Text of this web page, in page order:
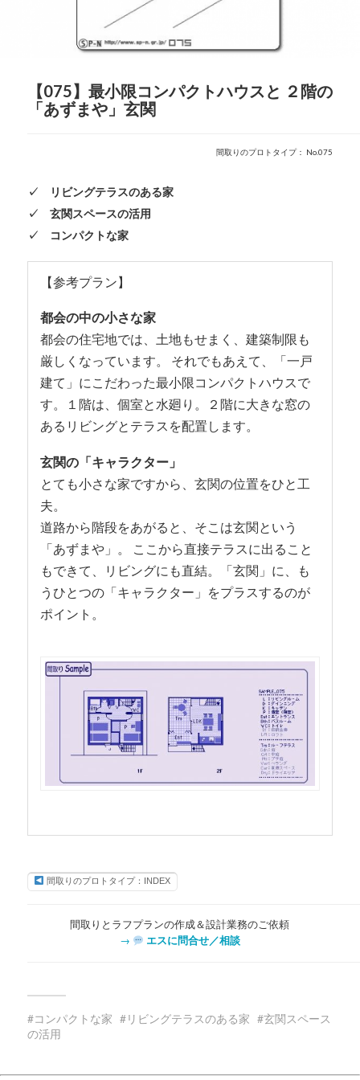
【075】最小限コンパクトハウスと ２階の
「あずまや」玄関
間取りのプロトタイプ： No.075
✓ リビングテラスのある家
✓ 玄関スペースの活用
✓ コンパクトな家
【参考プラン】
都会の中の小さな家
都会の住宅地では、土地もせまく、建築制限も
厳しくなっています。 それでもあえて、「一戸
建て」にこだわった最小限コンパクトハウスで
す。１階は、個室と水廻り。２階に大きな窓の
あるリビングとテラスを配置します。
玄関の「キャラクター」
とても小さな家ですから、玄関の位置をひと工
夫。
道路から階段をあがると、そこは玄関という
「あずまや」。 ここから直接テラスに出ること
もできて、リビングにも直結。「玄関」に、も
うひとつの「キャラクター」をプラスするのが
ポイント。
間取りのプロトタイプ：INDEX
間取りとラフプランの作成＆設計業務のご依頼
→
エスに問合せ／相談
コンパクトな家 リビングテラスのある家
玄関スペース
の活用